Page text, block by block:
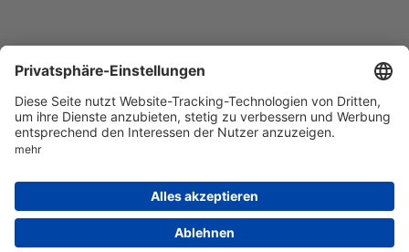
© 1998-2026by GSC Research GmbH
Datenschutz